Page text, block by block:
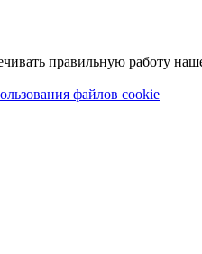
правильную работу
файлов cookie